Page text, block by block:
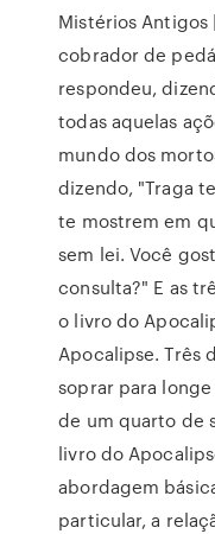
Mistérios Antigos
cobrador de
respondeu,
todas aquelas
mundo dos
dizendo, "Traga
te mostrem em
sem lei. Você
consulta?" E as
o livro do
Apocalipse. Três
soprar para
de um quarto de
livro do
abordagem
particular, a